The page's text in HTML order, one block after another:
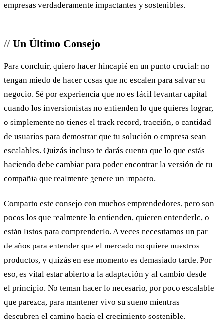
empresas verdaderamente impactantes y sostenibles.
Un Último Consejo
Para concluir, quiero hacer hincapié en un punto crucial: no
tengan miedo de hacer cosas que no escalen para salvar su
negocio. Sé por experiencia que no es fácil levantar capital
cuando los inversionistas no entienden lo que quieres lograr,
o simplemente no tienes el track record, tracción, o cantidad
de usuarios para demostrar que tu solución o empresa sean
escalables. Quizás incluso te darás cuenta que lo que estás
haciendo debe cambiar para poder encontrar la versión de tu
compañía que realmente genere un impacto.
Comparto este consejo con muchos emprendedores, pero son
pocos los que realmente lo entienden, quieren entenderlo, o
están listos para comprenderlo. A veces necesitamos un par
de años para entender que el mercado no quiere nuestros
productos, y quizás en ese momento es demasiado tarde. Por
eso, es vital estar abierto a la adaptación y al cambio desde
el principio. No teman hacer lo necesario, por poco escalable
que parezca, para mantener vivo su sueño mientras
descubren el camino hacia el crecimiento sostenible.